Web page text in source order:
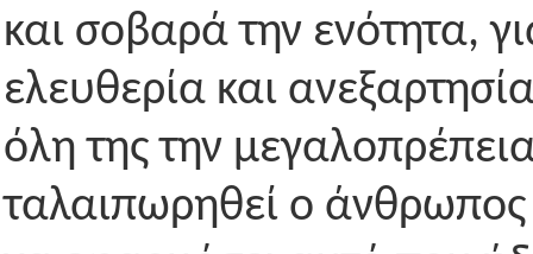
και σοβαρά την ενότητα,
ελευθερία και
όλη της την
ταλαιπωρηθεί ο άνθρωπος